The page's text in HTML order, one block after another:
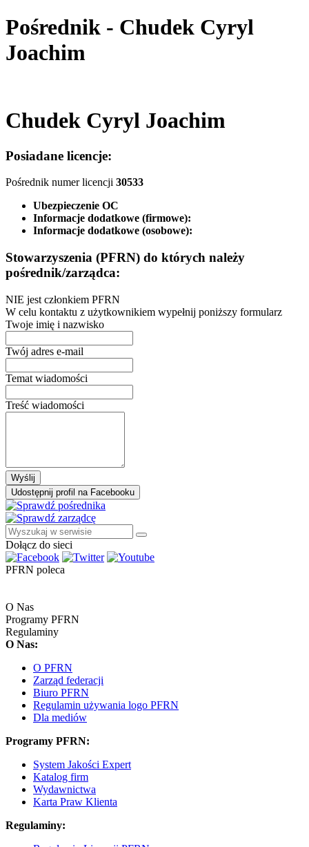
Pośrednik - Chudek Cyryl
Joachim
Chudek Cyryl Joachim
Posiadane licencje:
Pośrednik numer licencji 30533
Ubezpieczenie OC
Informacje dodatkowe (firmowe):
Informacje dodatkowe (osobowe):
Stowarzyszenia (PFRN) do których należy
pośrednik/zarządca:
NIE jest członkiem PFRN
W celu kontaktu z użytkownikiem wypełnij poniższy formularz
Twoje imię i nazwisko
Twój adres e-mail
Temat wiadomości
Treść wiadomości
Wyślij
Udostępnij profil na Facebooku
Dołącz do sieci
PFRN poleca
O Nas
Programy PFRN
Regulaminy
O Nas:
O PFRN
Zarząd federacji
Biuro PFRN
Regulamin używania logo PFRN
Dla mediów
Programy PFRN:
System Jakości Expert
Katalog firm
Wydawnictwa
Karta Praw Klienta
Regulaminy: